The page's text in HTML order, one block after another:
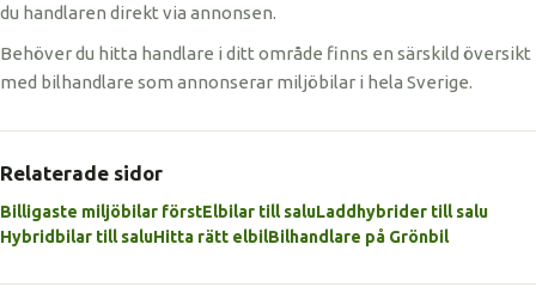
du handlaren direkt via annonsen.
Behöver du hitta handlare i ditt område finns en särskild översikt
med bilhandlare som annonserar miljöbilar i hela Sverige.
Relaterade sidor
Billigaste miljöbilar förstElbilar till saluLaddhybrider till salu
Hybridbilar till saluHitta rätt elbilBilhandlare på Grönbil